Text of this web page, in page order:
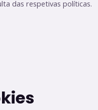
das respetivas políticas.